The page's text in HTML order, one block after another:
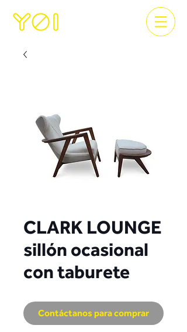
CLARK LOUNGE
sillón ocasional
con taburete
Contáctanos para comprar